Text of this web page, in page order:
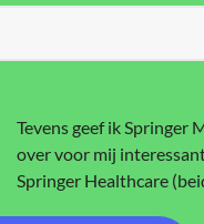
Tevens geef ik Springer
over voor mij
Springer Healthcare